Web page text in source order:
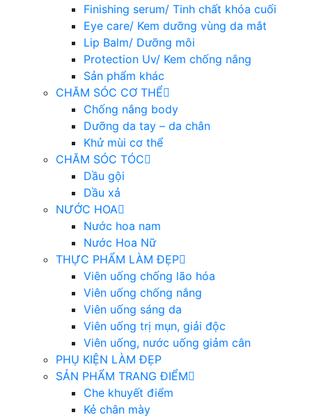
Finishing serum/ Tinh chất khóa cuối
Eye care/ Kem dưỡng vùng da mắt
Lip Balm/ Dưỡng môi
Protection Uv/ Kem chống nắng
Sản phẩm khác
CHĂM SÓC CƠ THỂ
Chống nắng body
Dưỡng da tay – da chân
Khử mùi cơ thể
CHĂM SÓC TÓC
Dầu gội
Dầu xả
NƯỚC HOA
Nước hoa nam
Nước Hoa Nữ
THỰC PHẨM LÀM ĐẸP
Viên uống chống lão hóa
Viên uống chống nắng
Viên uống sáng da
Viên uống trị mụn, giải độc
Viên uống, nước uống giảm cân
PHỤ KIỆN LÀM ĐẸP
SẢN PHẨM TRANG ĐIỂM
Che khuyết điểm
Kẻ chân mày